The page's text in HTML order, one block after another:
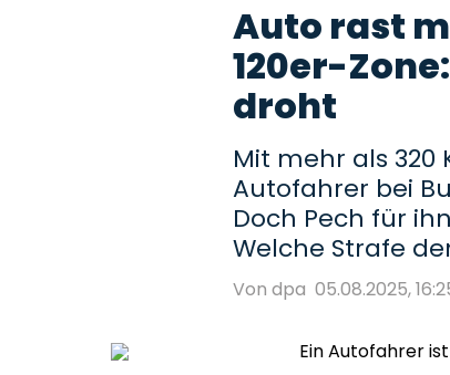
Auto rast
120er-
droht
Mit mehr als 320
Autofahrer bei
Doch Pech für
Welche Strafe
Von dpa 05.08.2025,